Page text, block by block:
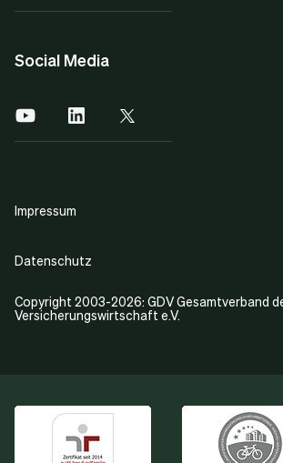
Social Media
Copyright 2003-2026: GDV Gesamtverband
Versicherungswirtschaft e.V.
Impressum
Datenschutz